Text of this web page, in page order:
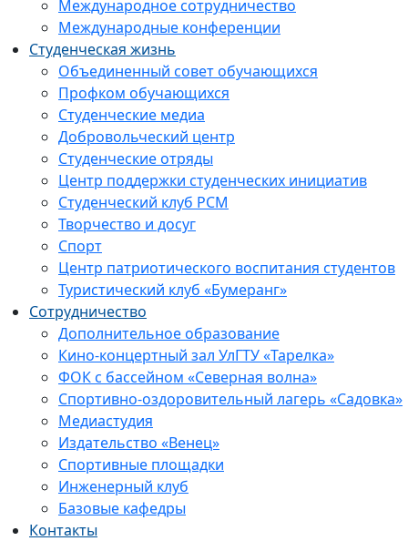
Международное сотрудничество
Международные конференции
Студенческая жизнь
Объединенный совет обучающихся
Профком обучающихся
Студенческие медиа
Добровольческий центр
Студенческие отряды
Центр поддержки студенческих инициатив
Студенческий клуб РСМ
Творчество и досуг
Спорт
Центр патриотического воспитания студентов
Туристический клуб «Бумеранг»
Сотрудничество
Дополнительное образование
Кино-концертный зал УлГТУ «Тарелка»
ФОК с бассейном «Северная волна»
Спортивно-оздоровительный лагерь «Садовка»
Медиастудия
Издательство «Венец»
Спортивные площадки
Инженерный клуб
Базовые кафедры
Контакты